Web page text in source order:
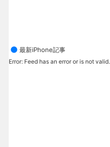
最新iPhone記事
Error: Feed has an error or is not valid.